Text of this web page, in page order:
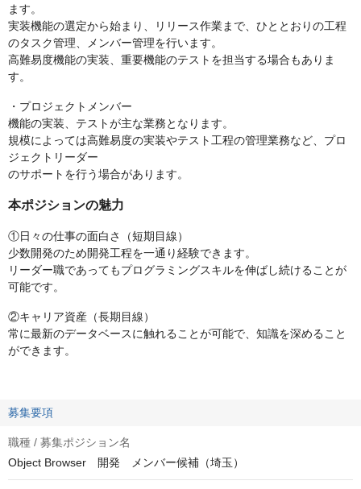
ます。
実装機能の選定から始まり、リリース作業まで、ひととおりの工程
のタスク管理、メンバー管理を行います。
高難易度機能の実装、重要機能のテストを担当する場合もありま
す。
・プロジェクトメンバー
機能の実装、テストが主な業務となります。
規模によっては高難易度の実装やテスト工程の管理業務など、プロ
ジェクトリーダー
のサポートを行う場合があります。
本ポジションの魅力
①日々の仕事の面白さ（短期目線）
少数開発のため開発工程を一通り経験できます。
リーダー職であってもプログラミングスキルを伸ばし続けることが
可能です。
②キャリア資産（長期目線）
常に最新のデータベースに触れることが可能で、知識を深めること
ができます。
募集要項
職種 / 募集ポジション名
Object Browser 開発 メンバー候補（埼玉）